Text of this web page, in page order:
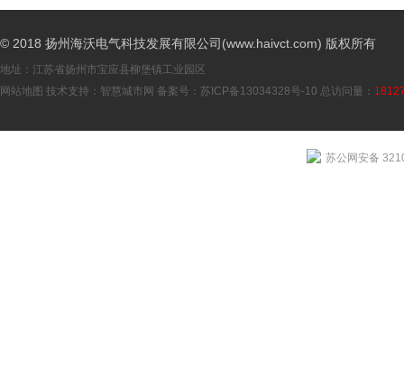
© 2018 扬州海沃电气科技发展有限公司(www.haivct.com) 版权所有
地址：江苏省扬州市宝应县柳堡镇工业园区
网站地图 技术支持： 智慧城市网 备案号： 苏ICP备13034328号-10 总访问量：
苏公网安备